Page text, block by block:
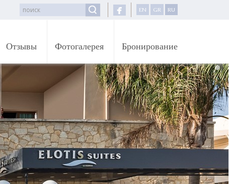
EN GR RU
Отзывы Фотогалерея Бронирование